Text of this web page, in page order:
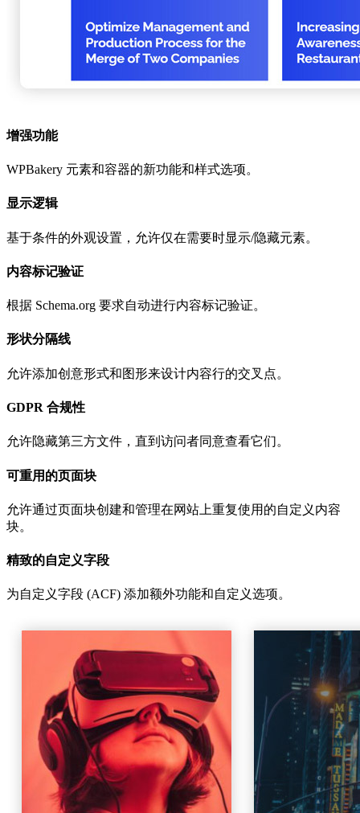
增强功能
WPBakery 元素和容器的新功能和样式选项。
显示逻辑
基于条件的外观设置，允许仅在需要时显示/隐藏元素。
内容标记验证
根据 Schema.org 要求自动进行内容标记验证。
形状分隔线
允许添加创意形式和图形来设计内容行的交叉点。
GDPR 合规性
允许隐藏第三方文件，直到访问者同意查看它们。
可重用的页面块
允许通过页面块创建和管理在网站上重复使用的自定义内容
块。
精致的自定义字段
为自定义字段 (ACF) 添加额外功能和自定义选项。